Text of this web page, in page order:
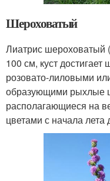
Шероховатый
Лиатрис шероховатый
100 см, куст
розовато-лиловыми
образующими рыхлые
располагающиеся на
цветами с начала лета